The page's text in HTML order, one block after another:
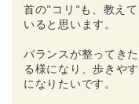
首の"コリ"も、教え
いると思います。
バランスが整ってき
る様になり、歩きや
になりたいです。